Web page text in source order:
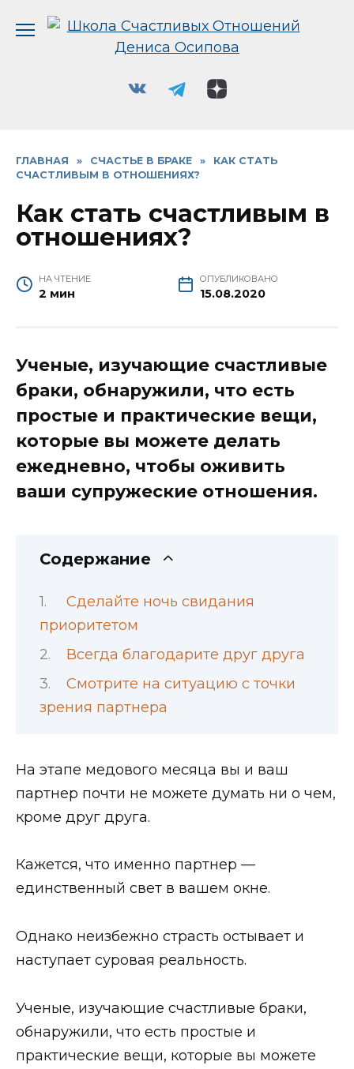
ГЛАВНАЯ » СЧАСТЬЕ В БРАКЕ »
КАК СТАТЬ
СЧАСТЛИВЫМ В ОТНОШЕНИЯХ?
Как стать счастливым в
отношениях?
НА ЧТЕНИЕ
2 мин
ОПУБЛИКОВАНО
15.08.2020
Ученые, изучающие счастливые
браки, обнаружили, что есть
простые и практические вещи,
которые вы можете делать
ежедневно, чтобы оживить
ваши супружеские отношения.
Содержание
Сделайте ночь свидания
приоритетом
Всегда благодарите друг друга
Смотрите на ситуацию с точки
зрения партнера
На этапе медового месяца вы и ваш
партнер почти не можете думать ни о чем,
кроме друг друга.
Кажется, что именно партнер —
единственный свет в вашем окне.
Однако неизбежно страсть остывает и
наступает суровая реальность.
Ученые, изучающие счастливые браки,
обнаружили, что есть простые и
практические вещи, которые вы можете